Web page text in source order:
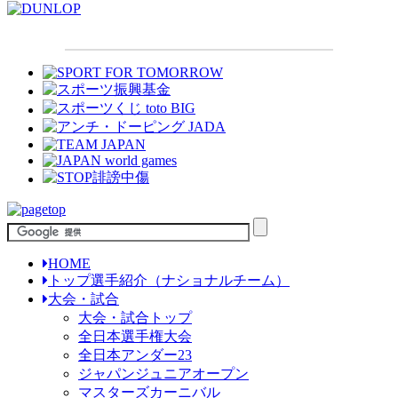
HOME
トップ選手紹介（ナショナルチーム）
大会・試合
大会・試合トップ
全日本選手権大会
全日本アンダー23
ジャパンジュニアオープン
マスターズカーニバル